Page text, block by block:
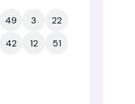
49 3
22
42 12
51